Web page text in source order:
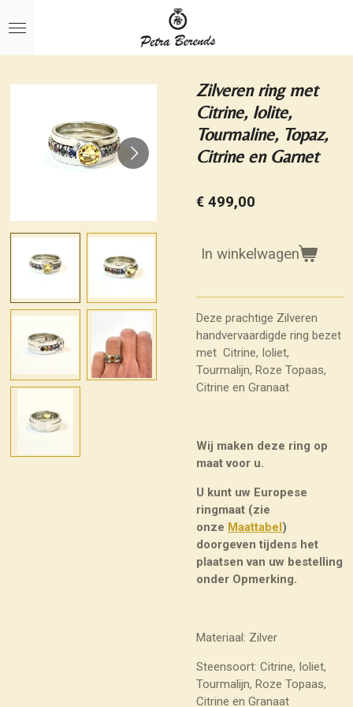
direct
hoofdinhoud
Zilveren ring met
Citrine, Iolite,
Tourmaline, Topaz,
Citrine en Garnet
€ 499,00
In winkelwagen
Deze prachtige Zilveren
handvervaardigde ring bezet
met Citrine, Ioliet,
Tourmalijn, Roze Topaas,
Citrine en Granaat
Wij maken deze ring op
maat voor u.
U kunt uw Europese
ringmaat (zie
onze Maattabel)
doorgeven tijdens het
plaatsen van uw bestelling
onder Opmerking.
Materiaal: Zilver
Steensoort: Citrine, Ioliet,
Tourmalijn, Roze Topaas,
Citrine en Granaat